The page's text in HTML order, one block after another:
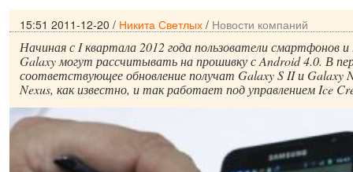
15:51 2011-12-20 / Никита Светлых / Новости компаний
Начиная с I квартала 2012 года пользователи смартфонов
Galaxy могут рассчитывать на прошивку с Android 4.0. В
соответствующее обновление получат Galaxy S II и
Nexus, как известно, и так работает под управлением Ice